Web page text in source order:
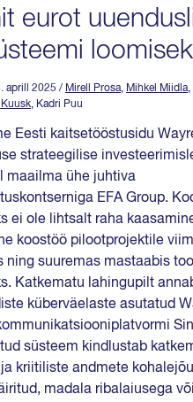
eurot
aprill 2025 / Mirell Prosa, Mihkel Miidla,
, Kadri Puu
Eesti kaitsetööstusidu
strateegilise
maailma ühe juhtiva
EFA Group.
ei ole lihtsalt raha
koostöö pilootprojektile
ning suuremas mastaabis
Katkematu lahingupilt
küberväelaste asutatud
süsteem kindlustab
kriitiliste andmete
madala ribalaiusega